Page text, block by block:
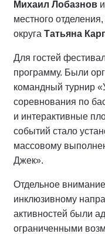
Михаил Лобазнов
местного
округа Татьяна
Для гостей
программу. Были
командный турнир
соревнования по
и интерактивные
событий стало
массовому
Джек».
Отдельное
инклюзивному
активностей были
ограниченными